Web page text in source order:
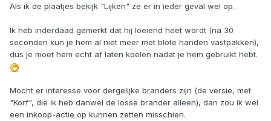
Als ik de plaatjes bekijk "Lijken" ze er in ieder geval wel op.
Ik heb inderdaad gemerkt dat hij loeiend heet wordt (na 30
seconden kun je hem al niet meer met blote handen vastpakken),
dus je moet hem echt af laten koelen nadat je hem gebruikt hebt.
Mocht er interesse voor dergelijke branders zijn (de versie, met
"Korf", die ik heb danwel de losse brander alleen), dan zou ik wel
een inkoop-actie op kunnen zetten misschien.